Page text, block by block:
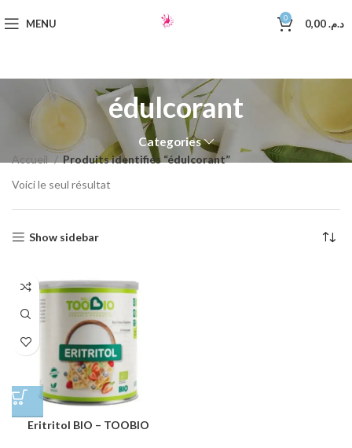
MENU 0 د.م.
édulcorant
Categories
Accueil
Produits identifiés “édulcorant”
Voici le seul résultat
Show sidebar
Eritritol BIO – TOOBIO